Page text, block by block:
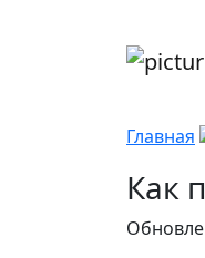
Главная
Как